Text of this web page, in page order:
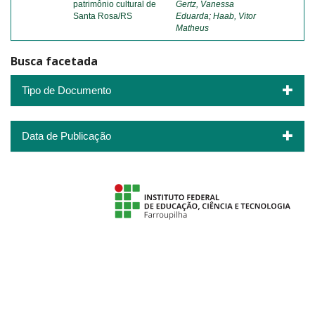
patrimônio cultural de
Santa Rosa/RS
Gertz, Vanessa
Eduarda; Haab, Vitor
Matheus
Busca facetada
Tipo de Documento
Data de Publicação